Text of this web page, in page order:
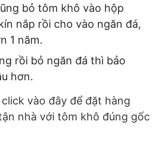
bỏ tôm khô vào hộp
nắp rồi cho vào ngăn đá,
1 năm.
rồi bỏ ngăn đá thì bảo
hơn.
vào đây để đặt hàng
nhà với tôm khô đúng gốc